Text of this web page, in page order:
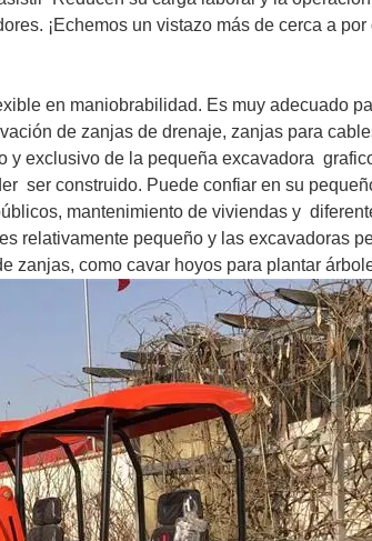
¡Echemos un vistazo más de cerca a por
en maniobrabilidad. Es muy adecuado
de zanjas de drenaje, zanjas para
y exclusivo de la pequeña excavadora
ser construido. Puede confiar en su
mantenimiento de viviendas y
es relativamente pequeño y las excavadoras
zanjas, como cavar hoyos para plantar